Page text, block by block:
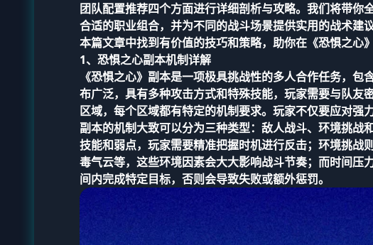
团队配置推荐四个方面进行详细剖析与攻略。我们将带你
合适的职业组合，并为不同的战斗场景提供实用的战术
本篇文章中找到有价值的技巧和策略，助你在《恐惧之心
1、恐惧之心副本机制详解
《恐惧之心》副本是一项极具挑战性的多人合作任务，
布广泛，具有多种攻击方式和特殊技能，玩家需要与队
区域，每个区域都有特定的机制要求。玩家不仅要应对强
副本的机制大致可以分为三种类型：敌人战斗、环境挑战
技能和弱点，玩家需要精准把握时机进行反击；环境挑战
毒气云等，这些环境因素会大大影响战斗节奏；而时间
间内完成特定目标，否则会导致失败或额外惩罚。